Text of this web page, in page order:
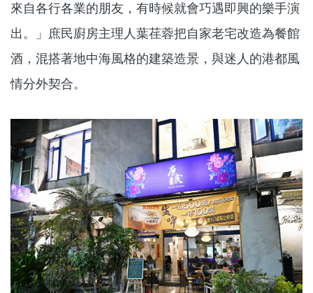
來自各行各業的朋友，有時候就會巧遇即興的樂手演
出。」庶民廚房主理人葉荏蓉把自家老宅改造為餐館
酒，混搭著地中海風格的建築造景，與迷人的港都風
情分外契合。